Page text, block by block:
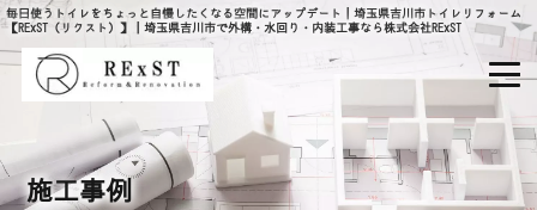
毎日使うトイレをちょっと自慢したくなる空間にアップデート｜埼玉県吉川市トイレリフォーム
【RExST（リクスト）】｜埼玉県吉川市で外構・水回り・内装工事なら株式会社RExST
施工事例